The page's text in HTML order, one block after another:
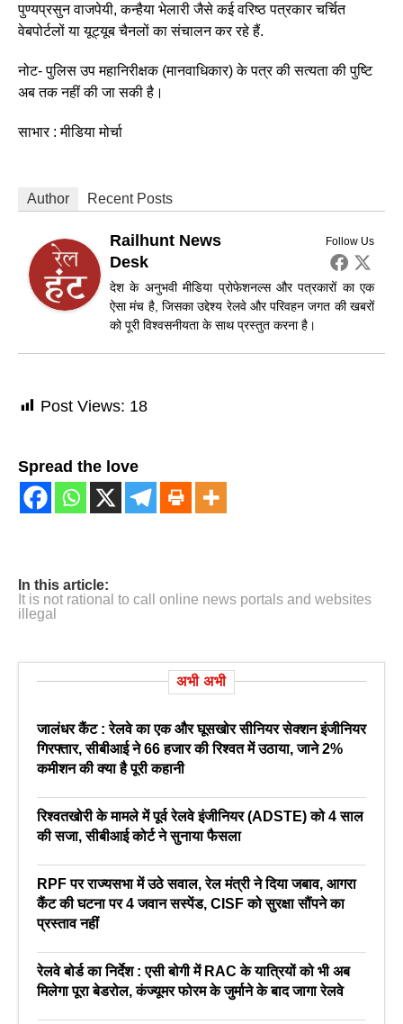
पुण्यप्रसुन वाजपेयी, कन्हैया भेलारी जैसे कई वरिष्ठ पत्रकार चर्चित
वेबपोर्टलों या यूट्यूब चैनलों का संचालन कर रहे हैं.
नोट- पुलिस उप महानिरीक्षक (मानवाधिकार) के पत्र की सत्यता की पुष्टि
अब तक नहीं की जा सकी है।
साभार : मीडिया मोर्चा
Author Recent Posts
Follow Us
Railhunt News
Desk
देश के अनुभवी मीडिया प्रोफेशनल्स और पत्रकारों का एक
ऐसा मंच है, जिसका उद्देश्य रेलवे और परिवहन जगत की खबरों
को पूरी विश्वसनीयता के साथ प्रस्तुत करना है।
Post Views: 18
Spread the love
In this article:
It is not rational to call online news portals and websites
illegal
अभी अभी
जालंधर कैंट : रेलवे का एक और घूसखोर सीनियर सेक्शन इंजीनियर
गिरफ्तार, सीबीआई ने 66 हजार की रिश्वत में उठाया, जाने 2%
कमीशन की क्या है पूरी कहानी
रिश्वतखोरी के मामले में पूर्व रेलवे इंजीनियर (ADSTE) को 4 साल
की सजा, सीबीआई कोर्ट ने सुनाया फैसला
RPF पर राज्यसभा में उठे सवाल, रेल मंत्री ने दिया जबाव, आगरा
कैंट की घटना पर 4 जवान सस्पेंड, CISF को सुरक्षा सौंपने का
प्रस्ताव नहीं
रेलवे बोर्ड का निर्देश : एसी बोगी में RAC के यात्रियों को भी अब
मिलेगा पूरा बेडरोल, कंज्यूमर फोरम के जुर्माने के बाद जागा रेलवे